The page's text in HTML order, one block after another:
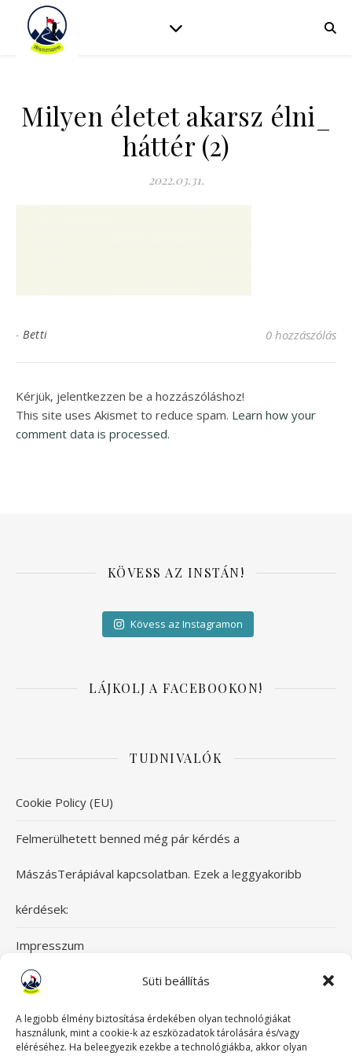
Süti beállítás
A legjobb élmény biztosítása érdekében olyan technológiákat
használunk, mint a cookie-k az eszközadatok tárolására és/vagy
eléréséhez. Ha beleegyezik ezekbe a technológiákba, akkor olyan
Milyen életet akarsz élni_
háttér (2)
2022.03.31.
- Betti 0 hozzászólás
Kérjük, jelentkezzen be a hozzászóláshoz!
This site uses Akismet to reduce spam. Learn how your
comment data is processed.
KÖVESS AZ INSTÁN!
Kövess az Instagramon
LÁJKOLJ A FACEBOOKON!
TUDNIVALÓK
Cookie Policy (EU)
Felmerülhetett benned még pár kérdés a
MászásTerápiával kapcsolatban. Ezek a leggyakoribb
kérdések:
Impresszum
Itt érsz el bennünket!
Mászásterápia csapata